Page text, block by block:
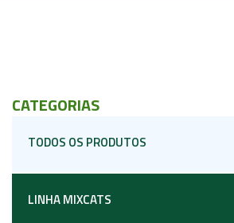
CATEGORIAS
TODOS OS PRODUTOS
LINHA MIXCATS